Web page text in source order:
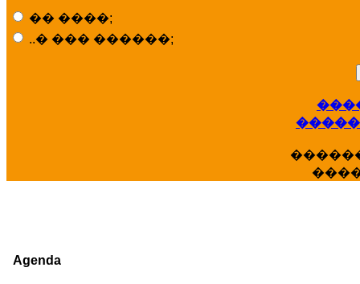
�� ����;
..� ��� ������;
Agenda